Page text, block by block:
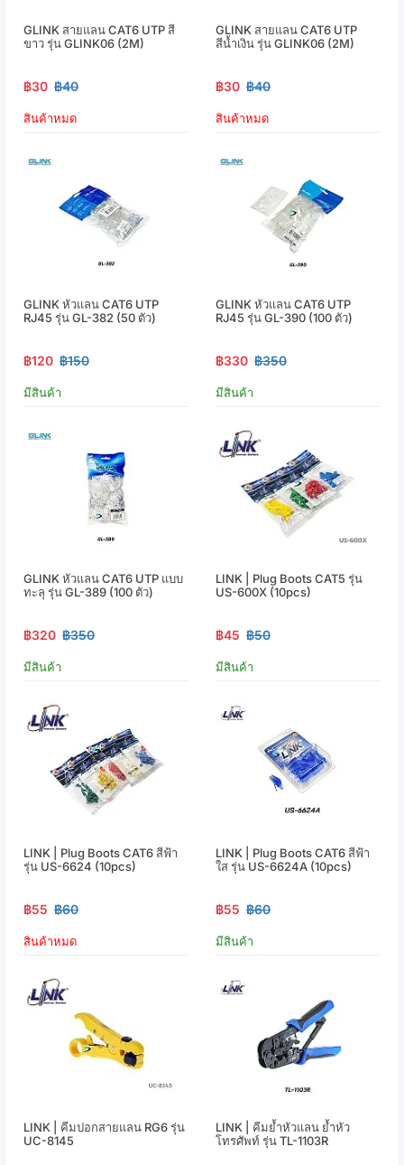
GLINK สายแลน CAT6 UTP สี
ขาว รุ่น GLINK06 (2M)
฿30 ฿40
สินค้าหมด
GLINK สายแลน CAT6 UTP
สีน้ำเงิน รุ่น GLINK06 (2M)
฿30 ฿40
สินค้าหมด
GLINK หัวแลน CAT6 UTP
RJ45 รุ่น GL-382 (50 ตัว)
฿120 ฿150
มีสินค้า
GLINK หัวแลน CAT6 UTP
RJ45 รุ่น GL-390 (100 ตัว)
฿330 ฿350
มีสินค้า
GLINK หัวแลน CAT6 UTP แบบ
ทะลุ รุ่น GL-389 (100 ตัว)
฿320 ฿350
มีสินค้า
LINK | Plug Boots CAT5 รุ่น
US-600X (10pcs)
฿45 ฿50
มีสินค้า
LINK | Plug Boots CAT6 สีฟ้า
รุ่น US-6624 (10pcs)
฿55 ฿60
สินค้าหมด
LINK | Plug Boots CAT6 สีฟ้า
ใส รุ่น US-6624A (10pcs)
฿55 ฿60
มีสินค้า
LINK | คีมปอกสายแลน RG6 รุ่น
UC-8145
LINK | คีมย้ำหัวแลน ย้ำหัว
โทรศัพท์ รุ่น TL-1103R